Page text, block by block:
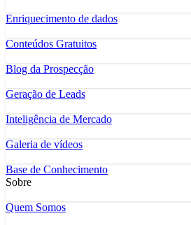
Enriquecimento de dados
Conteúdos Gratuitos
Blog da Prospecção
Geração de Leads
Inteligência de Mercado
Galeria de vídeos
Base de Conhecimento
Sobre
Quem Somos